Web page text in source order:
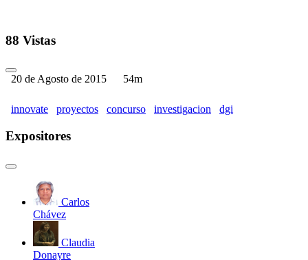
88 Vistas
20 de Agosto de 2015 54m
innovate proyectos concurso investigacion dgi
Expositores
Carlos
Chávez
Claudia
Donayre